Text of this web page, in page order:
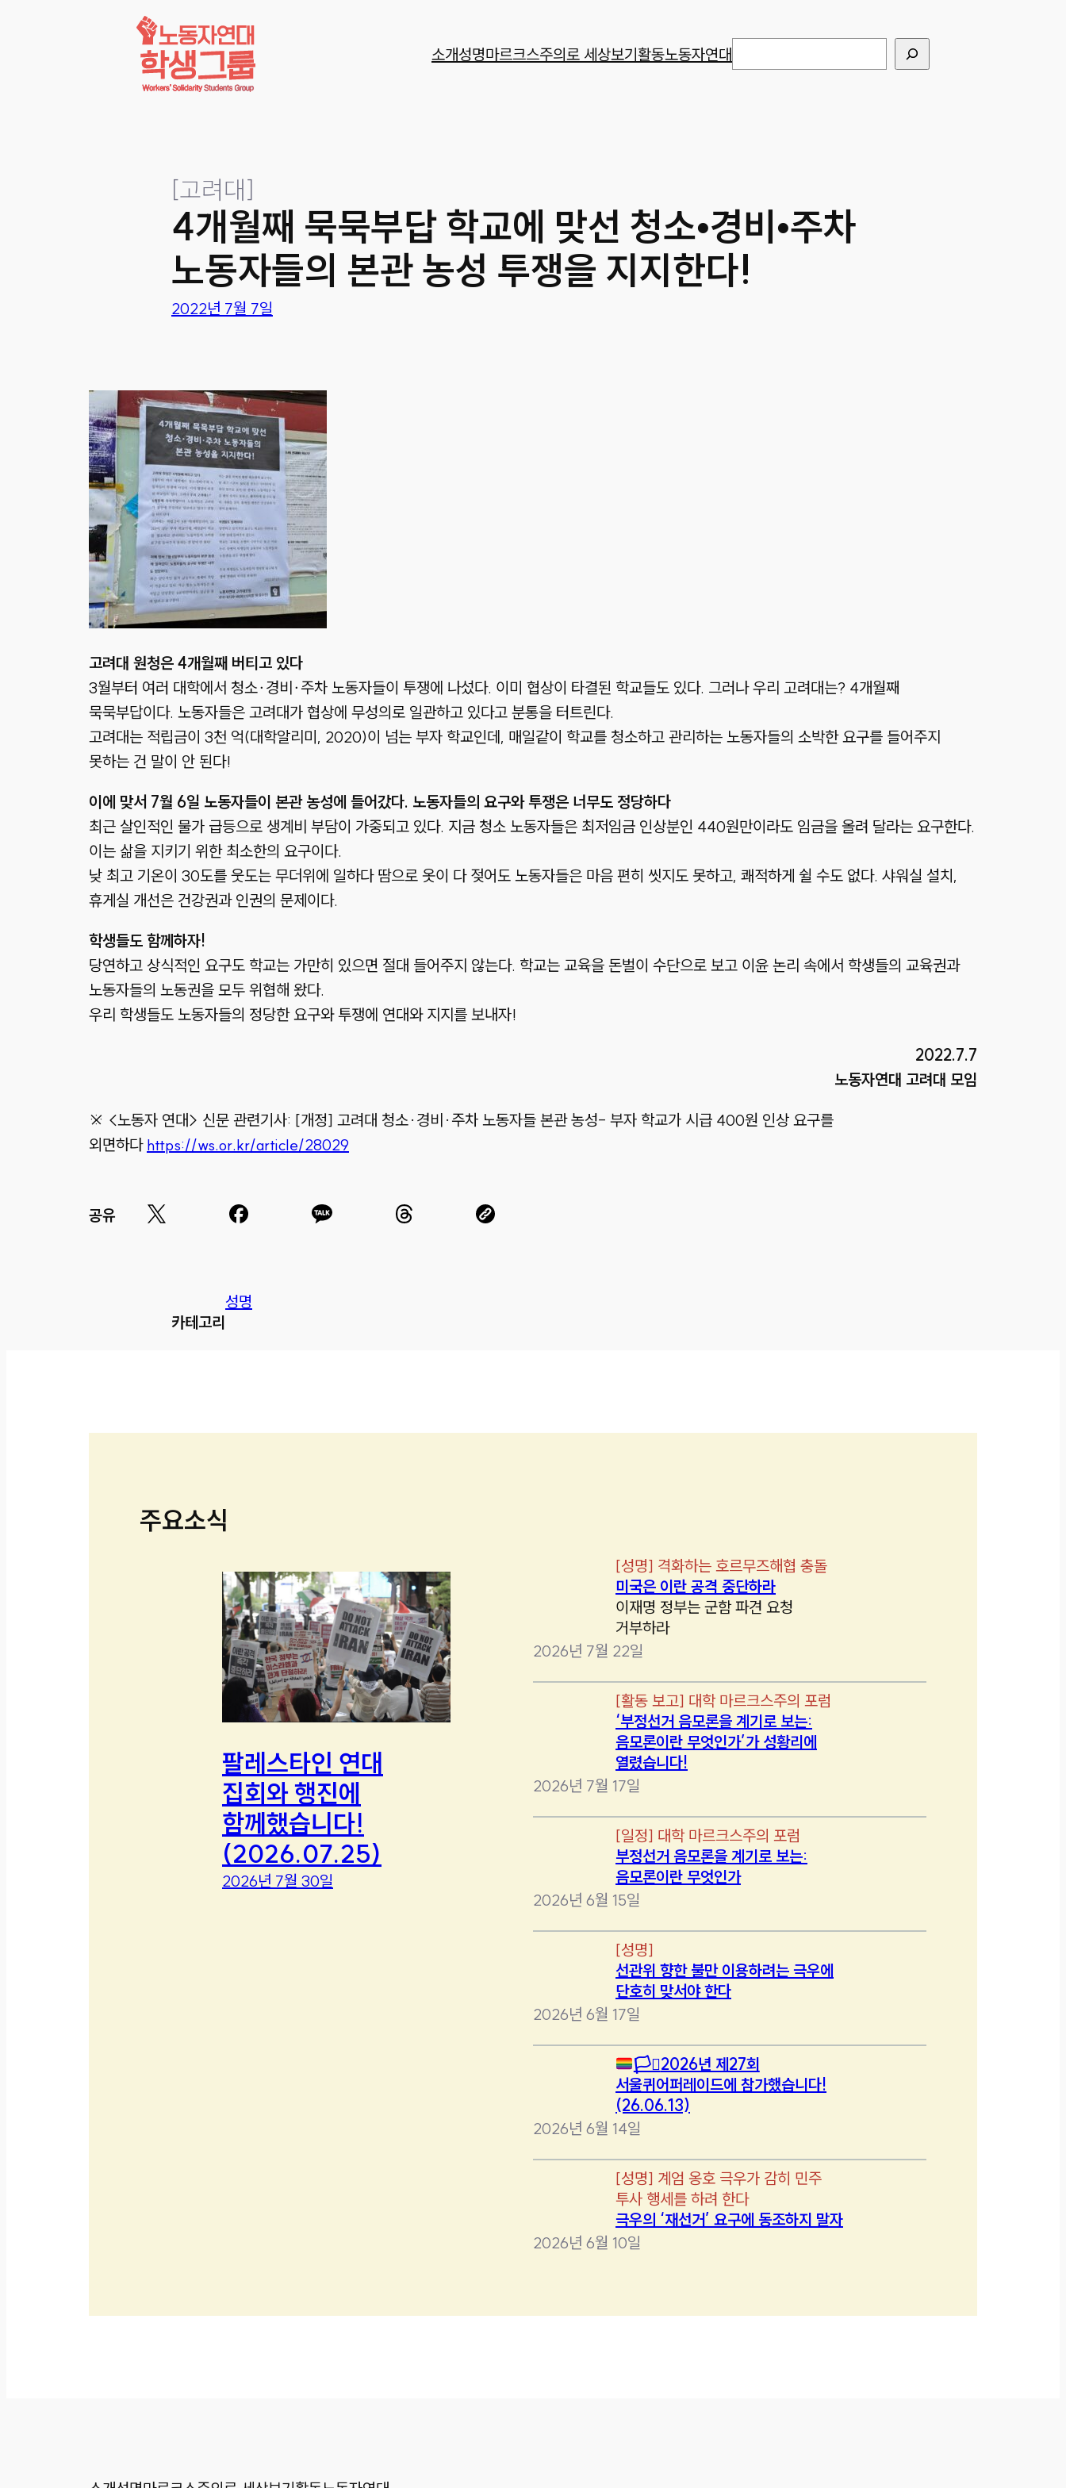
소개성명마르크스주의로 세상보기활동노동자연대
[고려대]
4개월째 묵묵부답 학교에 맞선 청소•경비•주차
노동자들의 본관 농성 투쟁을 지지한다!
2022년 7월 7일
고려대 원청은 4개월째 버티고 있다
3월부터 여러 대학에서 청소∙경비∙주차 노동자들이 투쟁에 나섰다. 이미 협상이 타결된 학교들도 있다. 그러나 우리 고려대는? 4개월째
묵묵부답이다. 노동자들은 고려대가 협상에 무성의로 일관하고 있다고 분통을 터트린다.
고려대는 적립금이 3천 억(대학알리미, 2020)이 넘는 부자 학교인데, 매일같이 학교를 청소하고 관리하는 노동자들의 소박한 요구를 들어주지
못하는 건 말이 안 된다!
이에 맞서 7월 6일 노동자들이 본관 농성에 들어갔다. 노동자들의 요구와 투쟁은 너무도 정당하다
최근 살인적인 물가 급등으로 생계비 부담이 가중되고 있다. 지금 청소 노동자들은 최저임금 인상분인 440원만이라도 임금을 올려 달라는 요구한다.
이는 삶을 지키기 위한 최소한의 요구이다.
낮 최고 기온이 30도를 웃도는 무더위에 일하다 땀으로 옷이 다 젖어도 노동자들은 마음 편히 씻지도 못하고, 쾌적하게 쉴 수도 없다. 샤워실 설치,
휴게실 개선은 건강권과 인권의 문제이다.
학생들도 함께하자!
당연하고 상식적인 요구도 학교는 가만히 있으면 절대 들어주지 않는다. 학교는 교육을 돈벌이 수단으로 보고 이윤 논리 속에서 학생들의 교육권과
노동자들의 노동권을 모두 위협해 왔다.
우리 학생들도 노동자들의 정당한 요구와 투쟁에 연대와 지지를 보내자!
2022.7.7
노동자연대 고려대 모임
※ <노동자 연대> 신문 관련기사: [개정] 고려대 청소·경비·주차 노동자들 본관 농성- 부자 학교가 시급 400원 인상 요구를
외면하다 https://ws.or.kr/article/28029
공유
카테고리
성명
주요소식
팔레스타인 연대
집회와 행진에
함께했습니다!
(2026.07.25)
2026년 7월 30일
[성명] 격화하는 호르무즈해협 충돌
미국은 이란 공격 중단하라
이재명 정부는 군함 파견 요청
거부하라
2026년 7월 22일
[활동 보고] 대학 마르크스주의 포럼
‘부정선거 음모론을 계기로 보는:
음모론이란 무엇인가’가 성황리에
열렸습니다!
2026년 7월 17일
[일정] 대학 마르크스주의 포럼
부정선거 음모론을 계기로 보는:
음모론이란 무엇인가
2026년 6월 15일
[성명]
선관위 향한 불만 이용하려는 극우에
단호히 맞서야 한다
2026년 6월 17일
🏳️‍⚧️2026년 제27회
서울퀴어퍼레이드에 참가했습니다!
(26.06.13)
2026년 6월 14일
[성명] 계엄 옹호 극우가 감히 민주
투사 행세를 하려 한다
극우의 ‘재선거’ 요구에 동조하지 말자
2026년 6월 10일